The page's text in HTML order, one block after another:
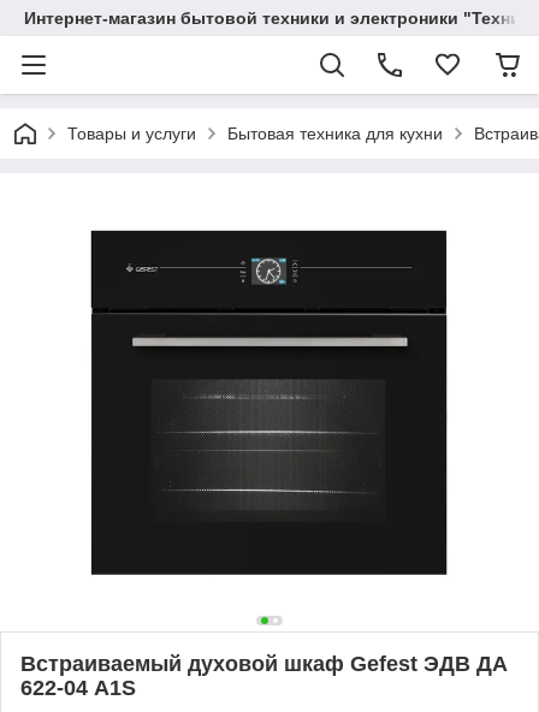
Интернет-магазин бытовой техники и электроники
Товары и услуги Бытовая техника для кухни
Встраиваемый духовой шкаф Gefest ЭДВ ДА
622-04 A1S